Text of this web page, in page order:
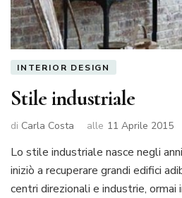
INTERIOR DESIGN
Stile industriale
di Carla Costa alle 11 Aprile 2015
Lo stile industriale nasce negli
iniziò a recuperare grandi edifici
centri direzionali e industrie, ormai